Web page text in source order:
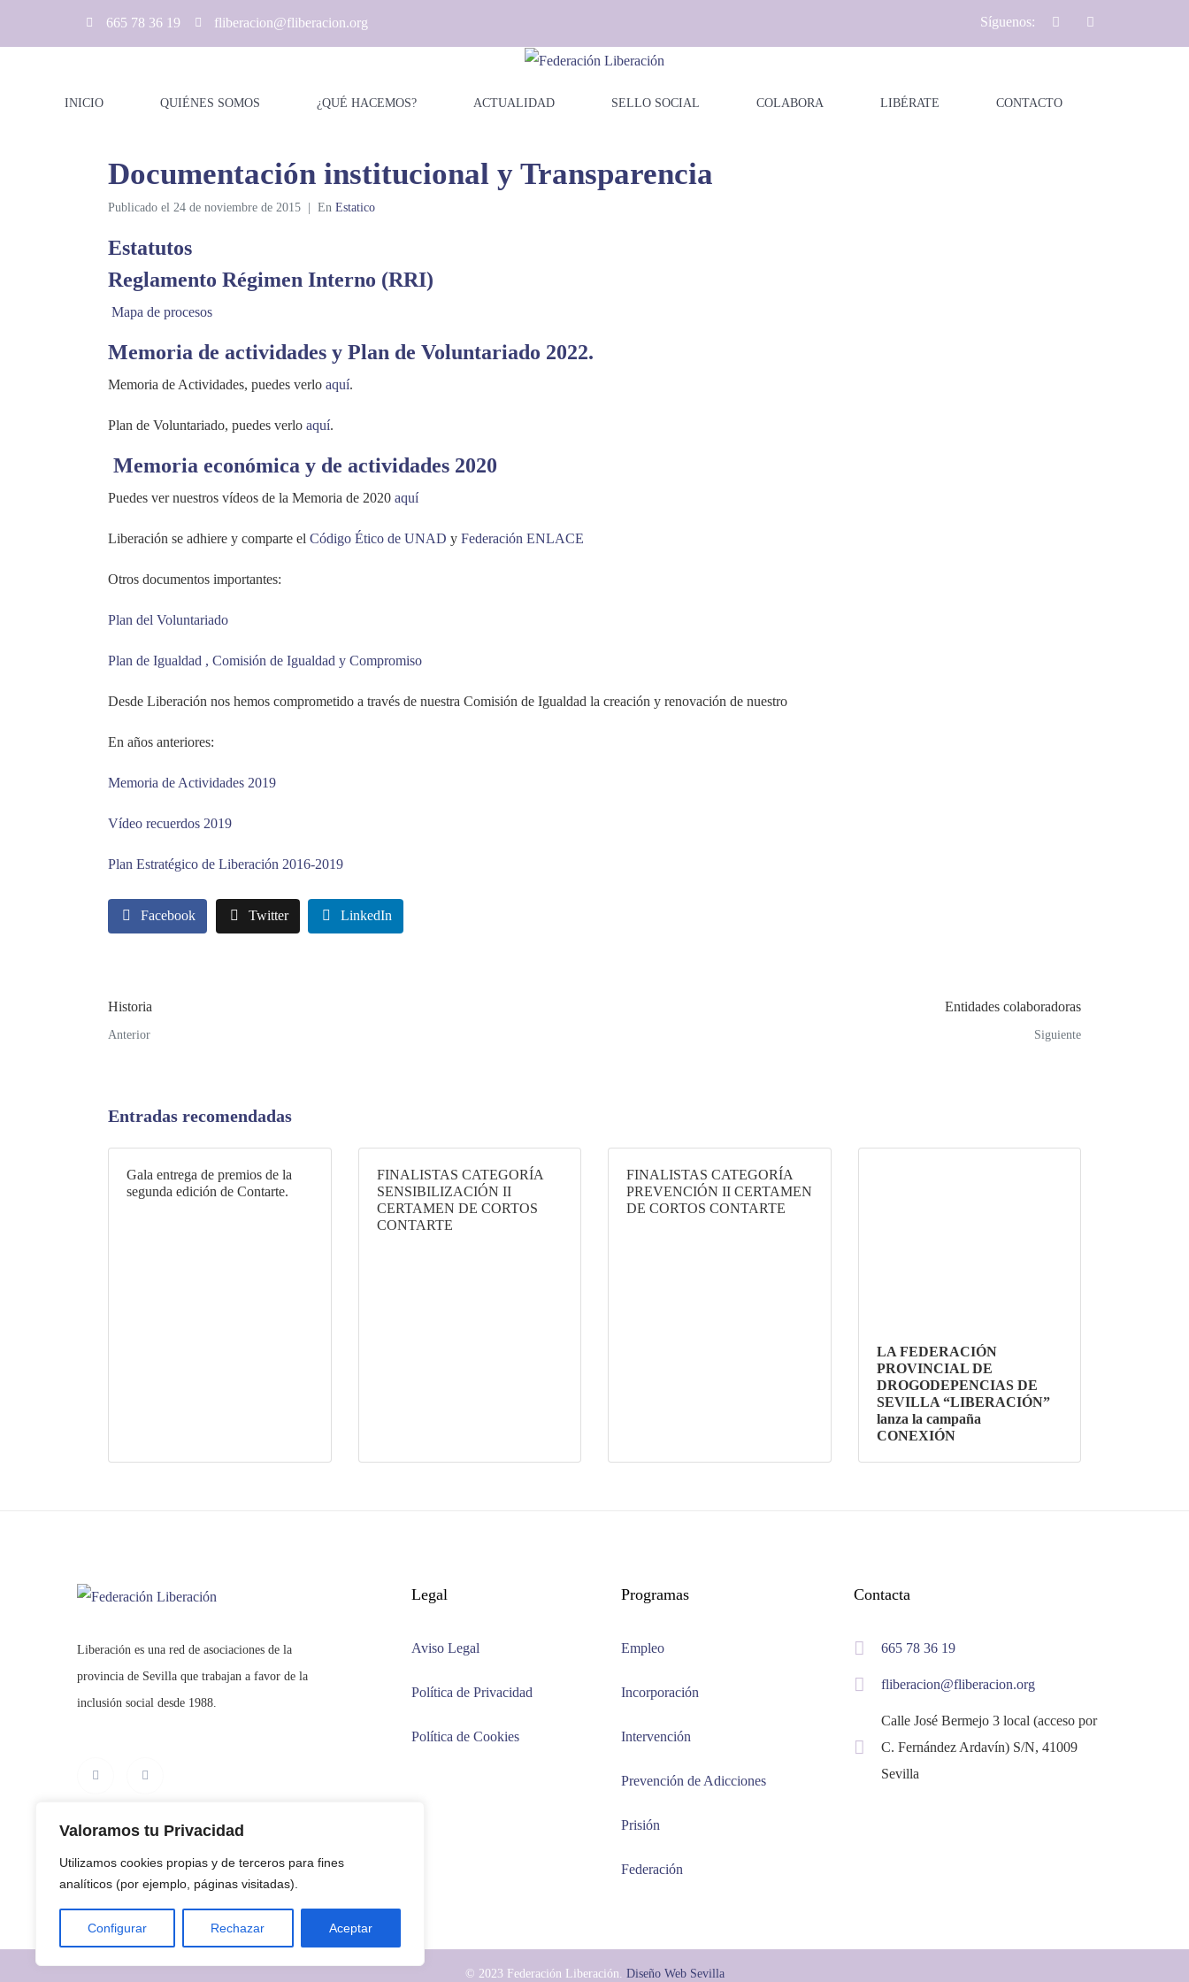
Valoramos tu Privacidad
Utilizamos cookies propias y de terceros para fines
analíticos (por ejemplo, páginas visitadas).
Configurar Rechazar Aceptar
665 78 36 19 fliberacion@fliberacion.org Síguenos:
INICIO QUIÉNES SOMOS ¿QUÉ HACEMOS? ACTUALIDAD SELLO SOCIAL COLABORA LIBÉRATE CONTACTO
Documentación institucional y Transparencia
Publicado el 24 de noviembre de 2015 En Estatico
Estatutos
Reglamento Régimen Interno (RRI)
Mapa de procesos
Memoria de actividades y Plan de Voluntariado 2022.
Memoria de Actividades, puedes verlo aquí.
Plan de Voluntariado, puedes verlo aquí.
Memoria económica y de actividades 2020
Puedes ver nuestros vídeos de la Memoria de 2020 aquí
Liberación se adhiere y comparte el Código Ético de UNAD y Federación ENLACE
Otros documentos importantes:
Plan del Voluntariado
Plan de Igualdad , Comisión de Igualdad y Compromiso
Desde Liberación nos hemos comprometido a través de nuestra Comisión de Igualdad la creación y renovación de nuestro
En años anteriores:
Memoria de Actividades 2019
Vídeo recuerdos 2019
Plan Estratégico de Liberación 2016-2019
Facebook Twitter LinkedIn
Historia
Anterior
Entidades colaboradoras
Siguiente
Entradas recomendadas
Gala entrega de premios de la
segunda edición de Contarte.
FINALISTAS CATEGORÍA
SENSIBILIZACIÓN II
CERTAMEN DE CORTOS
CONTARTE
FINALISTAS CATEGORÍA
PREVENCIÓN II CERTAMEN
DE CORTOS CONTARTE
LA FEDERACIÓN
PROVINCIAL DE
DROGODEPENCIAS DE
SEVILLA “LIBERACIÓN”
lanza la campaña
CONEXIÓN
Liberación es una red de asociaciones de la
provincia de Sevilla que trabajan a favor de la
inclusión social desde 1988.
Legal
Aviso Legal
Política de Privacidad
Política de Cookies
Programas
Empleo
Incorporación
Intervención
Prevención de Adicciones
Prisión
Federación
Contacta
665 78 36 19
fliberacion@fliberacion.org
Calle José Bermejo 3 local (acceso por
C. Fernández Ardavín) S/N, 41009
Sevilla
© 2023 Federación Liberación. Diseño Web Sevilla